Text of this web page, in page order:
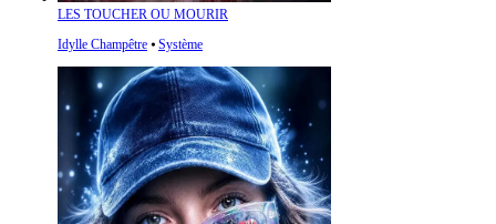
LES TOUCHER OU MOURIR
Idylle Champêtre ⦁ Système